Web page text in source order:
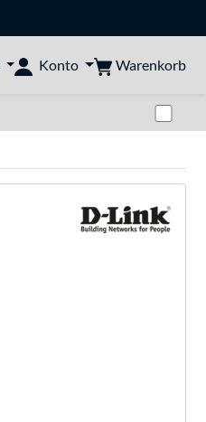
Konto Warenkorb